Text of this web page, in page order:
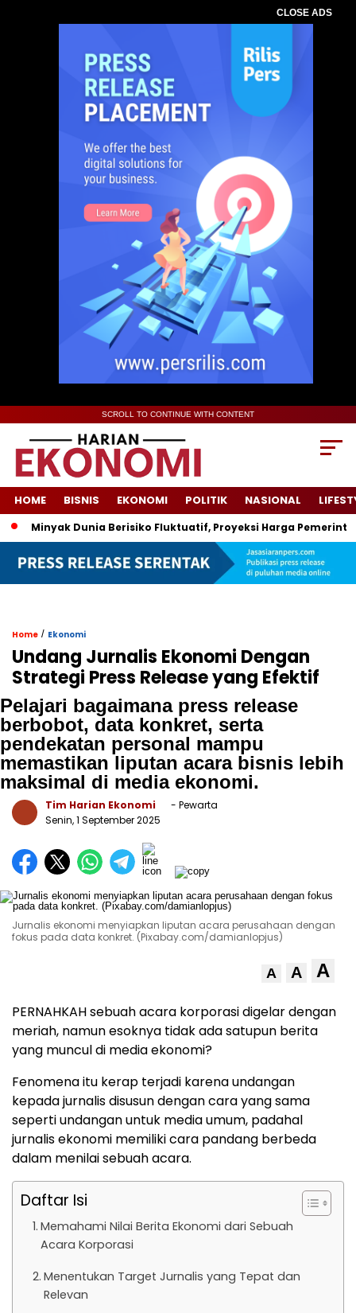
CLOSE ADS
SCROLL TO CONTINUE WITH CONTENT
HOME BISNIS EKONOMI POLITIK NASIONAL
Dunia Berisiko Fluktuatif, Proyeksi Harga Pemerintah
Home / Ekonomi
Undang Jurnalis Ekonomi Dengan
Strategi Press Release yang Efektif
Pelajari bagaimana press release
berbobot, data konkret, serta
pendekatan personal mampu
memastikan liputan acara bisnis lebih
maksimal di media ekonomi.
Tim Harian Ekonomi
- Pewarta
Senin, 1 September 2025
Jurnalis ekonomi menyiapkan liputan acara perusahaan dengan
fokus pada data konkret. (Pixabay.com/damianlopjus)
A A A
PERNAHKAH sebuah acara korporasi digelar dengan
meriah, namun esoknya tidak ada satupun berita
yang muncul di media ekonomi?
Fenomena itu kerap terjadi karena undangan
kepada jurnalis disusun dengan cara yang sama
seperti undangan untuk media umum, padahal
jurnalis ekonomi memiliki cara pandang berbeda
dalam menilai sebuah acara.
Daftar Isi
Memahami Nilai Berita Ekonomi dari Sebuah
Acara Korporasi
Menentukan Target Jurnalis yang Tepat dan
Relevan